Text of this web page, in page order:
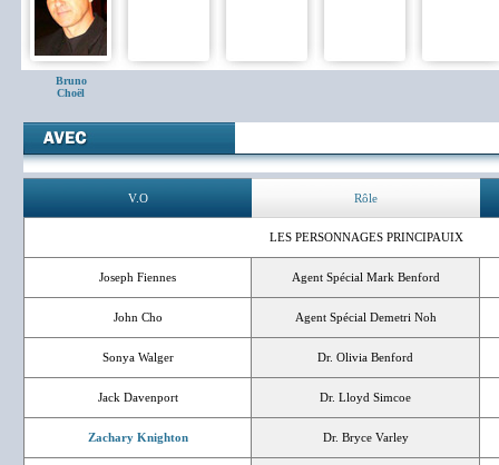
Bruno
Choël
V.O Rôle
LES PERSONNAGES PRINCIPAUIX
Joseph Fiennes Agent Spécial Mark Benford
John Cho Agent Spécial Demetri Noh
Sonya Walger Dr. Olivia Benford
Jack Davenport Dr. Lloyd Simcoe
Zachary Knighton Dr. Bryce Varley